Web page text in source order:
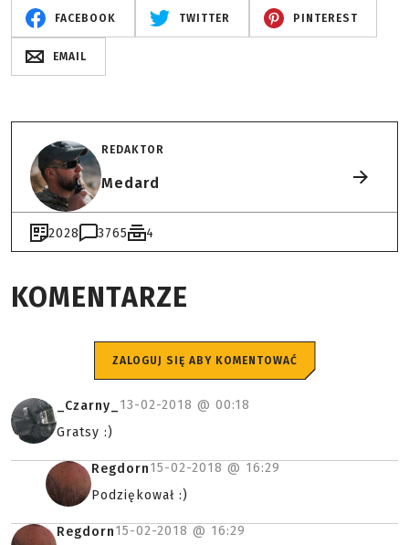
FACEBOOK TWITTER PINTEREST
EMAIL
REDAKTOR
Medard
2028 3765 4
KOMENTARZE
ZALOGUJ SIĘ ABY KOMENTOWAĆ
_Czarny_ 13-02-2018 @ 00:18
Gratsy :)
Regdorn15-02-2018 @ 16:29
Podziękował :)
Regdorn15-02-2018 @ 16:29